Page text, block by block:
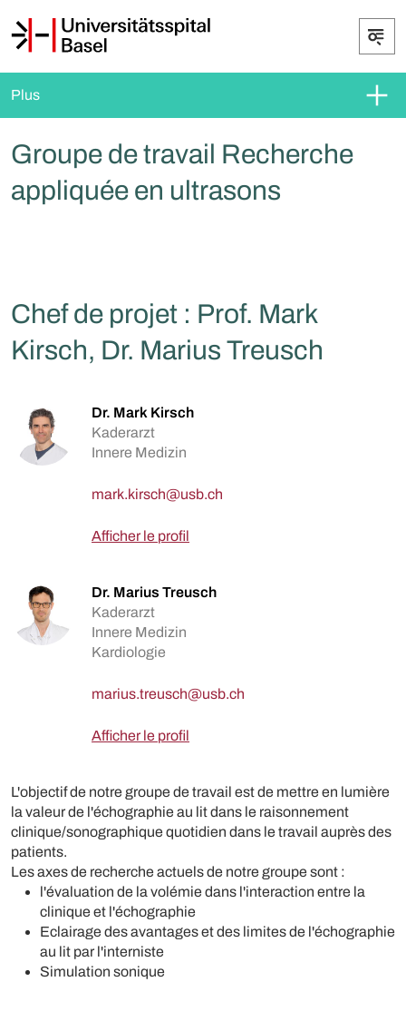
Plus
Groupe de travail Recherche
appliquée en ultrasons
Chef de projet : Prof. Mark
Kirsch, Dr. Marius Treusch
Dr. Mark Kirsch
Kaderarzt
Innere Medizin
Afficher le profil
Dr. Marius Treusch
Kaderarzt
Innere Medizin
Kardiologie
Afficher le profil
L'objectif de notre groupe de travail est de mettre en lumière
la valeur de l'échographie au lit dans le raisonnement
clinique/sonographique quotidien dans le travail auprès des
patients.
Les axes de recherche actuels de notre groupe sont :
l'évaluation de la volémie dans l'interaction entre la
clinique et l'échographie
Eclairage des avantages et des limites de l'échographie
au lit par l'interniste
Simulation sonique